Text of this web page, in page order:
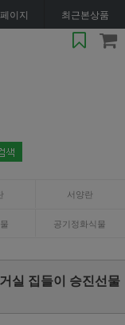
이지 최근본상품
서양란
공기정화식물
실 집들이 승진선물